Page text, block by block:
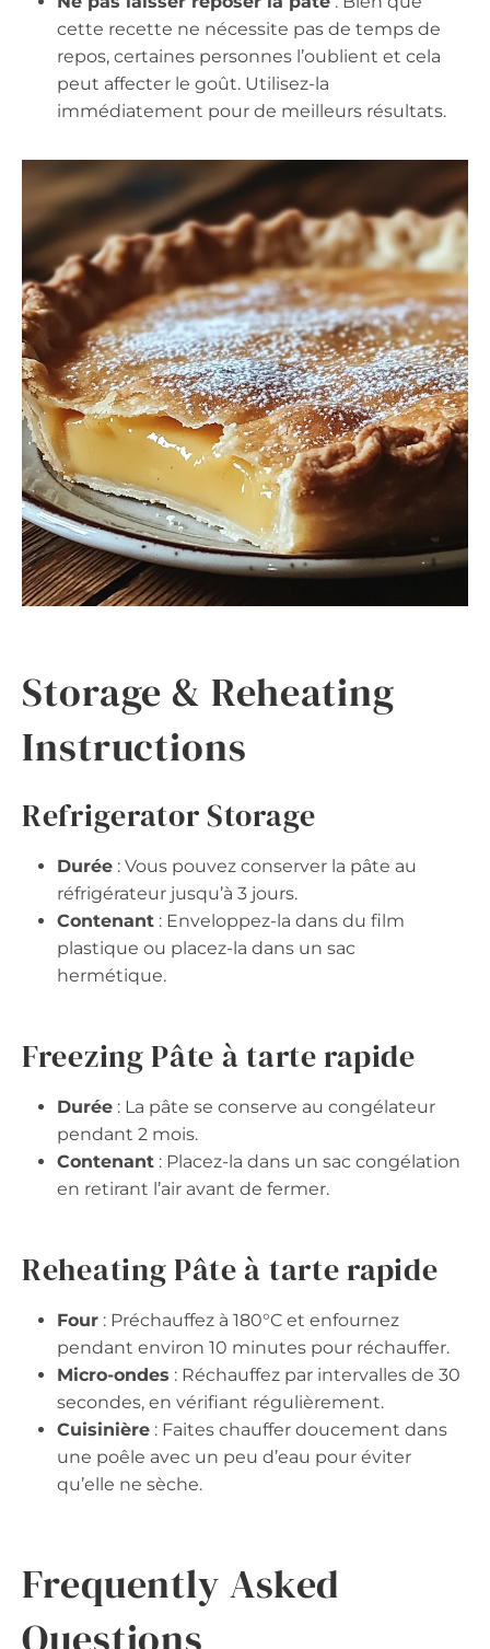
cette recette ne nécessite pas de temps de
repos, certaines personnes l’oublient et cela
peut affecter le goût. Utilisez-la
immédiatement pour de meilleurs résultats.
Storage & Reheating
Instructions
Refrigerator Storage
Durée : Vous pouvez conserver la pâte au
réfrigérateur jusqu’à 3 jours.
Contenant : Enveloppez-la dans du film
plastique ou placez-la dans un sac
hermétique.
Freezing Pâte à tarte rapide
Durée : La pâte se conserve au congélateur
pendant 2 mois.
Contenant : Placez-la dans un sac congélation
en retirant l’air avant de fermer.
Reheating Pâte à tarte rapide
Four : Préchauffez à 180°C et enfournez
pendant environ 10 minutes pour réchauffer.
Micro-ondes : Réchauffez par intervalles de 30
secondes, en vérifiant régulièrement.
Cuisinière : Faites chauffer doucement dans
une poêle avec un peu d’eau pour éviter
qu’elle ne sèche.
Frequently Asked